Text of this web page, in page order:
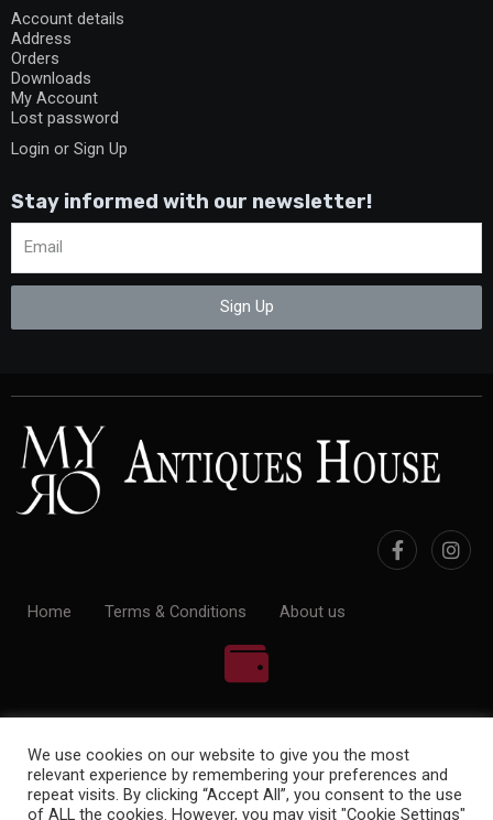
Account details
Address
Orders
Downloads
My Account
Lost password
Login or Sign Up
Stay informed with our newsletter!
Sign Up
Home Terms & Conditions About us
We use cookies on our website to give you the most
relevant experience by remembering your preferences and
repeat visits. By clicking “Accept All”, you consent to the use
of ALL the cookies. However, you may visit "Cookie Settings"